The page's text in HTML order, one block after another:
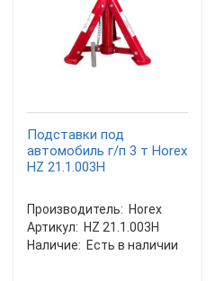
Подставки под
автомобиль г/п 3 т Horex
HZ 21.1.003H
Производитель: Horex
Артикул: HZ 21.1.003H
Наличие: Есть в наличии